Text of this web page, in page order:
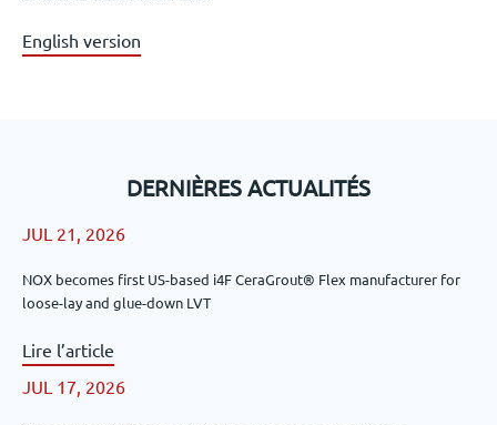
English version
DERNIÈRES ACTUALITÉS
JUL 21, 2026
NOX becomes first US-based i4F CeraGrout® Flex manufacturer for
loose-lay and glue-down LVT
Lire l’article
JUL 17, 2026